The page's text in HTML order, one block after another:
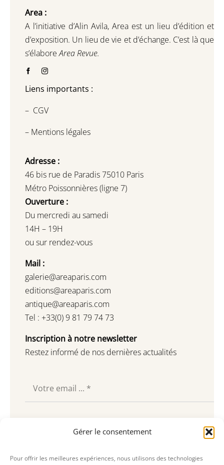
Gérer le consentement
Pour offrir les meilleures expériences, nous utilisons des technologies
Area :
A l’initiative d’Alin Avila, Area est un lieu d’édition et
d’exposition. Un lieu de vie et d’échange. C’est là que
s’élaboreArea Revue.
Liens importants :
– CGV
– Mentions légales
Adresse :
46 bis rue de Paradis 75010 Paris
Métro Poissonnières (ligne 7)
Ouverture :
Du mercredi au samedi
14H – 19H
ou sur rendez-vous
Mail :
galerie@areaparis.com
editions@areaparis.com
antique@areaparis.com
Tel : +33(0) 9 81 79 74 73
Inscription à notre newsletter
Restez informé de nos dernières actualités
Souscrire